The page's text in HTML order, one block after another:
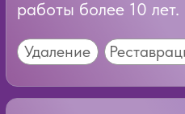
Ремотерапия
свое здоровье, не отвлекаясь на
проблемы с зубами?
Осмотр Чистка